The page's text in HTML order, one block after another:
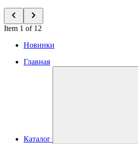
Item 1 of 12
Новинки
Главная
Каталог